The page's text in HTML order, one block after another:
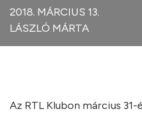
2018. MÁRCIUS 13.
LÁSZLÓ MÁRTA
Az RTL Klubon március